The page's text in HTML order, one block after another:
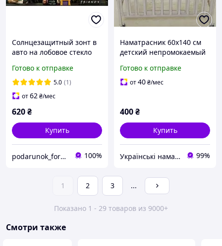
Солнцезащитный зонт в
авто на лобовое стекло
шторка от солнца 140х80
см + чехол
Готово к отправке
5.0 (1)
от62₴/мес
620₴
Купить
podarunok_for_auto 100%
Наматрасник 60х140 см
детский непромокаемый
Готово к отправке
от40₴/мес
400₴
Купить
Українські наматрацники 99%
1 2 3 ...
Показано 1 - 29 товаров из 9000+
Смотри также